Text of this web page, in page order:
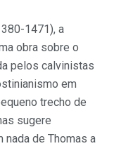
1471), a
obra sobre o
pelos calvinistas
em
trecho de
sugere
nada de Thomas a